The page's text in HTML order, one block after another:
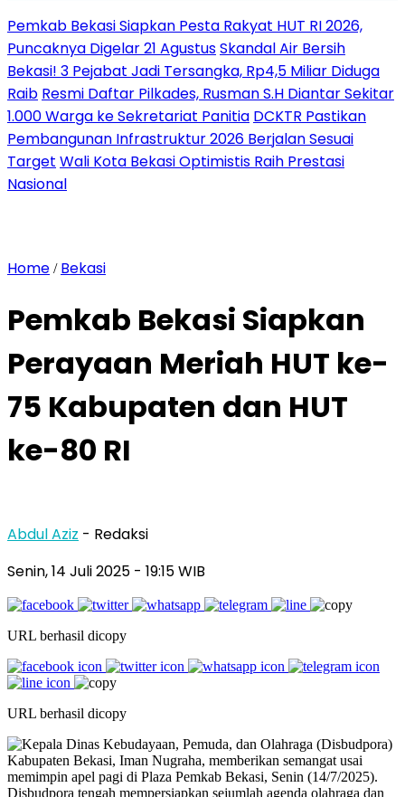
Pemkab Bekasi Siapkan Pesta Rakyat HUT RI 2026,
Puncaknya Digelar 21 AgustusSkandal Air Bersih
Bekasi! 3 Pejabat Jadi Tersangka, Rp4,5 Miliar Diduga
Raib Resmi Daftar Pilkades, Rusman S.H Diantar Sekitar
1.000 Warga ke Sekretariat Panitia DCKTR Pastikan
Pembangunan Infrastruktur 2026 Berjalan Sesuai
Target Wali Kota Bekasi Optimistis Raih Prestasi
Nasional
Home / Bekasi
Pemkab Bekasi Siapkan
Perayaan Meriah HUT ke-
75 Kabupaten dan HUT
ke-80 RI
Abdul Aziz - Redaksi
Senin, 14 Juli 2025 - 19:15 WIB
URL berhasil dicopy
URL berhasil dicopy